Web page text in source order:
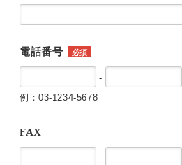
電話番号 必須
-
例：03-1234-5678
FAX
-